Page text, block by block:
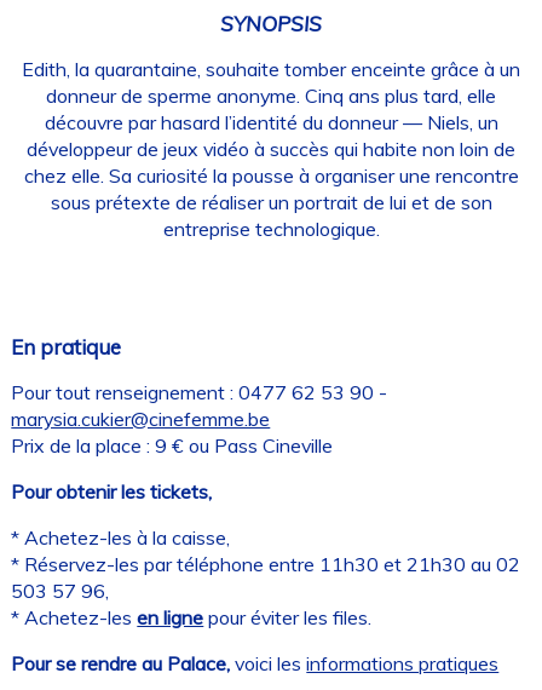
SYNOPSIS
Edith, la quarantaine, souhaite tomber enceinte grâce à un
donneur de sperme anonyme. Cinq ans plus tard, elle
découvre par hasard l’identité du donneur — Niels, un
développeur de jeux vidéo à succès qui habite non loin de
chez elle. Sa curiosité la pousse à organiser une rencontre
sous prétexte de réaliser un portrait de lui et de son
entreprise technologique.
En pratique
Pour tout renseignement : 0477 62 53 90 -
marysia.cukier@cinefemme.be
Prix de la place : 9 € ou Pass Cineville
Pour obtenir les tickets,
* Achetez-les à la caisse,
* Réservez-les par téléphone entre 11h30 et 21h30 au 02
503 57 96,
* Achetez-lesen ligne pour éviter les files.
Pour se rendre au Palace, voici lesinformations pratiques